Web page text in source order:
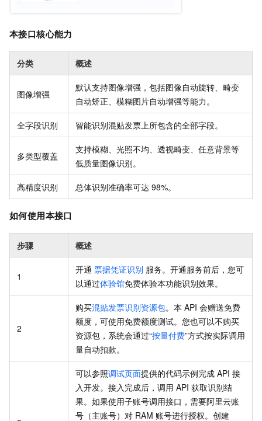
本接口核心能力
分类 概述
图像增强
默认支持图像增强，包括图像自动旋转、畸变
自动矫正、模糊图片自动增强等能力。
全字段识别 智能识别混贴发票上所包含的全部字段。
多类型覆盖
支持模糊、光照不均、透视畸变、任意背景等
低质量图像识别。
高精度识别 总体识别准确率可达 98%。
如何使用本接口
步骤 概述
1
开通 票据凭证识别 服务。开通服务前后，您可
以通过体验馆免费体验本功能识别效果。
2
购买混贴发票识别资源包。本 API 会赠送免费
额度，可使用免费额度测试。您也可以不购买
资源包，系统会通过“按量付费”方式按实际调用
量自动扣款。
可以参照调试页面提供的代码示例完成 API 接
入开发。接入完成后，调用 API 获取识别结
果。如果使用子账号调用接口，需要阿里云账
号（主账号）对 RAM 账号进行授权。创建